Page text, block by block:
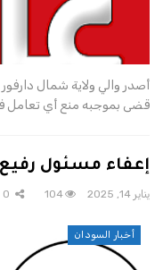
قضى بموجبه منع أي تعامل
إعفاء مسئول
يناير 14, 2025 104
أخبار السودان